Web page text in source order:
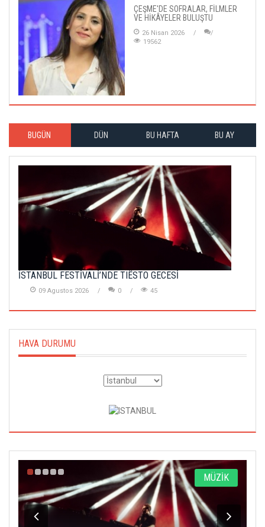
ÇEŞME'DE SOFRALAR, FİLMLER
VE HİKÂYELER BULUŞTU
26 Nisan 2026
19562
BUGÜN DÜN BU HAFTA BU AY
İSTANBUL FESTİVALİ’NDE TIËSTO GECESİ
09 Agustos 2026 0 45
HAVA DURUMU
MÜZİK